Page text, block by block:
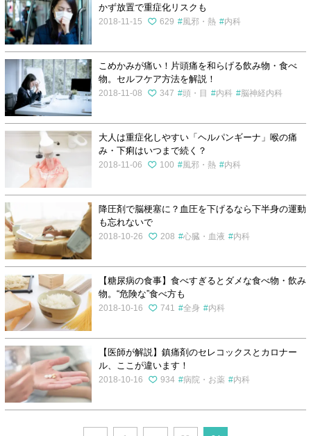
かず放置で重症化リスクも
2018-11-15 629 風邪・熱 内科
こめかみが痛い！片頭痛を和らげる飲み物・食べ
物。セルフケア方法を解説！
2018-11-08 347 頭・目 内科 脳神経内科
大人は重症化しやすい「ヘルパンギーナ」喉の痛
み・下痢はいつまで続く？
2018-11-06 100 風邪・熱 内科
降圧剤で脳梗塞に？血圧を下げるなら下半身の運動
も忘れないで
2018-10-26 208 心臓・血液 内科
【糖尿病の食事】食べすぎるとダメな食べ物・飲み
物。“危険な”食べ方も
2018-10-16 741 全身 内科
【医師が解説】鎮痛剤のセレコックスとカロナー
ル、ここが違います！
2018-10-16 934 病院・お薬 内科